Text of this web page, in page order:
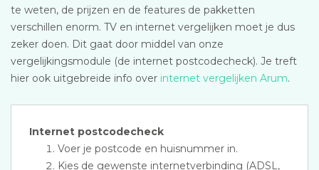
te weten, de prijzen en de features de pakketten
verschillen enorm. TV en internet vergelijken moet je dus
zeker doen. Dit gaat door middel van onze
vergelijkingsmodule (de internet postcodecheck). Je treft
hier ook uitgebreide info over internet vergelijken Arum.
Internet postcodecheck
Voer je postcode en huisnummer in.
Kies de gewenste internetverbinding (ADSL,